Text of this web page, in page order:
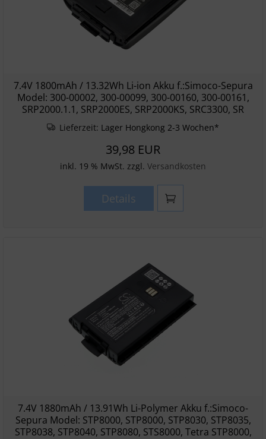
7.4V 1800mAh / 13.32Wh Li-ion Akku f.:Simoco-Sepura
Model: 300-00002, 300-00099, 300-00160, 300-00161,
SRP2000.1.1, SRP2000ES, SRP2000KS, SRC3300, SR
Lieferzeit: Lager Hongkong 2-3 Wochen*
39,98 EUR
inkl. 19 % MwSt. zzgl. Versandkosten
Details
7.4V 1880mAh / 13.91Wh Li-Polymer Akku f.:Simoco-
Sepura Model: STP8000, STP8000, STP8030, STP8035,
STP8038, STP8040, STP8080, STS8000, Tetra STP8000,